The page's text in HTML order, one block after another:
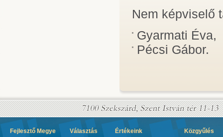
Nem képviselő
Gyarmati Éva,
Pécsi Gábor.
Fejlesztő Megye Választás Értékeink Közgyűlés